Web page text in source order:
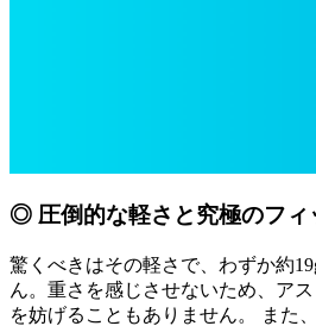
◎ 圧倒的な軽さと究極のフィ
驚くべきはその軽さで、わずか約
ん。重さを感じさせないため、ア
を妨げることもありません。 また